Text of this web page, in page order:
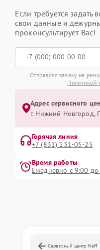
Если требуется задать
свои данные и
проконсультирует Вас!
Отправляя заявку на
Политикой
Адрес сервисного
г. Нижний Новгород,
Горячая линия
+7 (831) 231-05-25
Время работы
Ежедневно с 9:00
Сервисный центр Neff